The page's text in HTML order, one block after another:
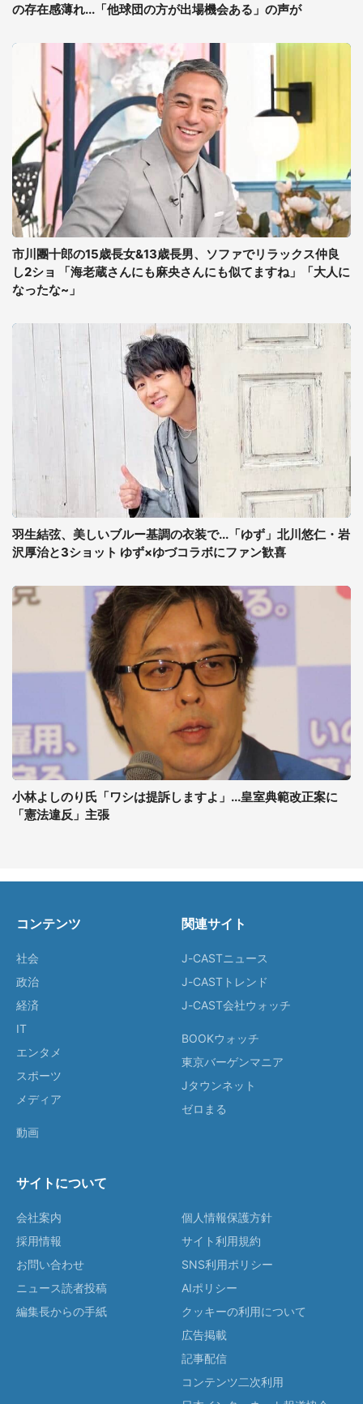
の存在感薄れ...「他球団の方が出場機会ある」の声が
市川團十郎の15歳長女&13歳長男、ソファでリラックス仲良
し2ショ 「海老蔵さんにも麻央さんにも似てますね」「大人に
なったな~」
羽生結弦、美しいブルー基調の衣装で...「ゆず」北川悠仁・岩
沢厚治と3ショット ゆず×ゆづコラボにファン歓喜
小林よしのり氏「ワシは提訴しますよ」...皇室典範改正案に
「憲法違反」主張
コンテンツ
社会
政治
経済
IT
エンタメ
スポーツ
メディア
動画
関連サイト
J-CASTニュース
J-CASTトレンド
J-CAST会社ウォッチ
BOOKウォッチ
東京バーゲンマニア
Jタウンネット
ゼロまる
サイトについて
会社案内
採用情報
お問い合わせ
ニュース読者投稿
編集長からの手紙
個人情報保護方針
サイト利用規約
SNS利用ポリシー
AIポリシー
クッキーの利用について
広告掲載
記事配信
コンテンツ二次利用